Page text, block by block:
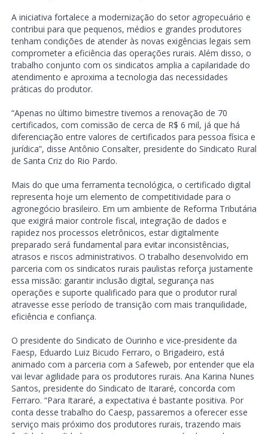
A iniciativa fortalece a modernização do setor agropecuário e
contribui para que pequenos, médios e grandes produtores
tenham condições de atender às novas exigências legais sem
comprometer a eficiência das operações rurais. Além disso, o
trabalho conjunto com os sindicatos amplia a capilaridade do
atendimento e aproxima a tecnologia das necessidades
práticas do produtor.
“Apenas no último bimestre tivemos a renovação de 70
certificados, com comissão de cerca de R$ 6 mil, já que há
diferenciação entre valores de certificados para pessoa física e
jurídica”, disse Antônio Consalter, presidente do Sindicato Rural
de Santa Criz do Rio Pardo.
Mais do que uma ferramenta tecnológica, o certificado digital
representa hoje um elemento de competitividade para o
agronegócio brasileiro. Em um ambiente de Reforma Tributária
que exigirá maior controle fiscal, integração de dados e
rapidez nos processos eletrônicos, estar digitalmente
preparado será fundamental para evitar inconsistências,
atrasos e riscos administrativos. O trabalho desenvolvido em
parceria com os sindicatos rurais paulistas reforça justamente
essa missão: garantir inclusão digital, segurança nas
operações e suporte qualificado para que o produtor rural
atravesse esse período de transição com mais tranquilidade,
eficiência e confiança.
O presidente do Sindicato de Ourinho e vice-presidente da
Faesp, Eduardo Luiz Bicudo Ferraro, o Brigadeiro, está
animado com a parceria com a Safeweb, por entender que ela
vai levar agilidade para os produtores rurais. Ana Karina Nunes
Santos, presidente do Sindicato de Itararé, concorda com
Ferraro. “Para Itararé, a expectativa é bastante positiva. Por
conta desse trabalho do Caesp, passaremos a oferecer esse
serviço mais próximo dos produtores rurais, trazendo mais